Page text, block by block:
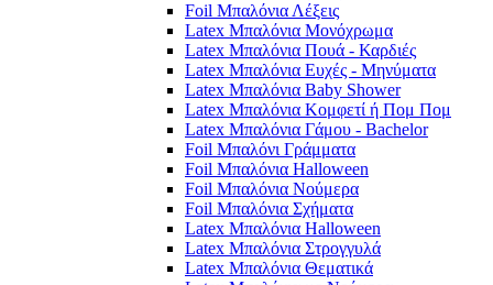
Foil Μπαλόνια Λέξεις
Latex Μπαλόνια Μονόχρωμα
Latex Μπαλόνια Πουά - Καρδιές
Latex Μπαλόνια Ευχές - Μηνύματα
Latex Μπαλόνια Baby Shower
Latex Μπαλόνια Κομφετί ή Πομ Πομ
Latex Μπαλόνια Γάμου - Bachelor
Foil Μπαλόνι Γράμματα
Foil Μπαλόνια Halloween
Foil Μπαλόνια Νούμερα
Foil Μπαλόνια Σχήματα
Latex Μπαλόνια Halloween
Latex Μπαλόνια Στρογγυλά
Latex Μπαλόνια Θεματικά